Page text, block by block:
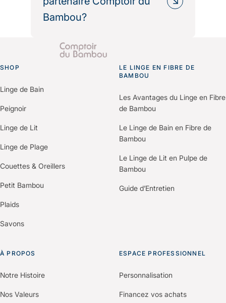
politique RSE.
Nous fournissons les informations
carbone produits pour vos
démarches de certification (Green
Key, Clef Verte, Ecolabel…).
Bambou?
Il vous suffit de nous contacter via le
formulaire “Espace Professionnels”
Un membre de notre équipe vous
recontactera pour comprendre vos
besoins et construire une offre
SHOP
Linge de Bain
Peignoir
Linge de Lit
Linge de Plage
Couettes & Oreillers
Petit Bambou
Plaids
Savons
LE LINGE EN FIBRE DE
BAMBOU
Les Avantages du Linge en Fibre
de Bambou
Le Linge de Bain en Fibre de
Bambou
Le Linge de Lit en Pulpe de
Bambou
Guide d’Entretien
À PROPOS
Notre Histoire
Nos Valeurs
ESPACE PROFESSIONNEL
Personnalisation
Financez vos achats